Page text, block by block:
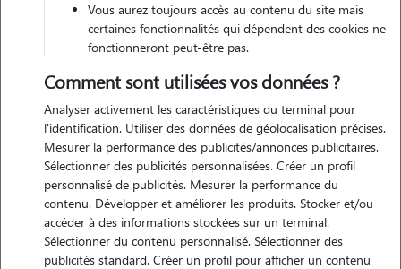
Motivation
Vous aurez toujours accès au contenu du site mais
certaines fonctionnalités qui dépendent des cookies ne
fonctionneront peut-être pas.
Comment sont utilisées vos données ?
Analyser activement les caractéristiques du terminal pour
l'identification. Utiliser des données de géolocalisation précises.
Mesurer la performance des publicités/annonces publicitaires.
Sélectionner des publicités personnalisées. Créer un profil
personnalisé de publicités. Mesurer la performance du
contenu. Développer et améliorer les produits. Stocker et/ou
accéder à des informations stockées sur un terminal.
Sélectionner du contenu personnalisé. Sélectionner des
publicités standard. Créer un profil pour afficher un contenu